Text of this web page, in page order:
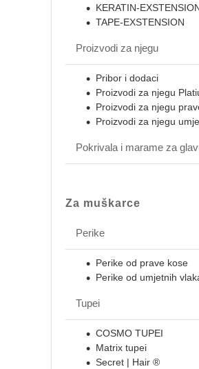
KERATIN-
TAPE-EXSTENSION
Proizvodi za njegu
Pribor i dodaci
Proizvodi za njegu
Proizvodi za njegu
Proizvodi za njegu
Pokrivala i marame za
Za muškarce
Perike
Perike od prave kose
Perike od umjetnih
Tupei
COSMO TUPEI
Matrix tupei
Secret | Hair ®